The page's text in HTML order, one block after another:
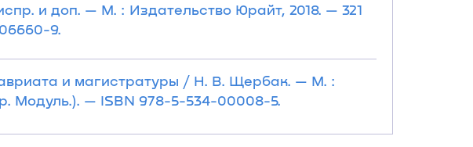
и доп. — М. : Издательство Юрайт, 2018. — 321
9.
и магистратуры / Н. В. Щербак. — М. :
Модуль.). — ISBN 978-5-534-00008-5.